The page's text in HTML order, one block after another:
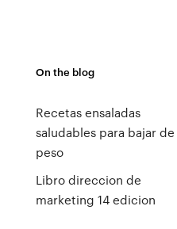
On the blog
Recetas ensaladas
saludables para bajar de
peso
Libro direccion de
marketing 14 edicion